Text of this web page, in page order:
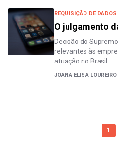
REQUISIÇÃO DE DADOS
O julgamento
Decisão do
relevantes às
atuação no Brasil
JOANA ELISA LOUREIRO
1